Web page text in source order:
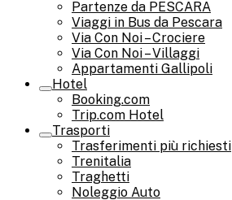
Partenze da PESCARA
Viaggi in Bus da Pescara
Via Con Noi – Crociere
Via Con Noi – Villaggi
Appartamenti Gallipoli
Hotel
Booking.com
Trip.com Hotel
Trasporti
Trasferimenti più richiesti
Trenitalia
Traghetti
Noleggio Auto